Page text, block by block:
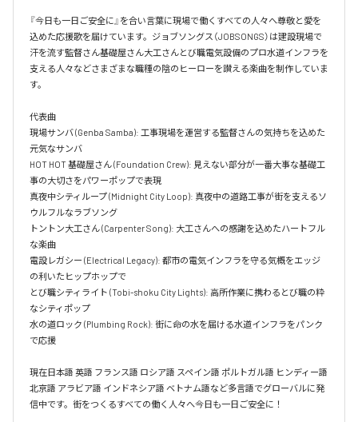
『今日も一日ご安全に』を合い言葉に現場で働くすべての人々へ尊敬と愛を
込めた応援歌を届けています。ジョブソングス（JOBSONGS）は建設現場で
汗を流す監督さん基礎屋さん大工さんとび職電気設備のプロ水道インフラを
支える人々などさまざまな職種の陰のヒーローを讃える楽曲を制作していま
す。
代表曲
現場サンバ (Genba Samba): 工事現場を運営する監督さんの気持ちを込めた
元気なサンバ
HOT HOT 基礎屋さん (Foundation Crew): 見えない部分が一番大事な基礎工
事の大切さをパワーポップで表現
真夜中シティループ (Midnight City Loop): 真夜中の道路工事が街を支えるソ
ウルフルなラブソング
トントン大工さん (Carpenter Song): 大工さんへの感謝を込めたハートフル
な楽曲
電設レガシー (Electrical Legacy): 都市の電気インフラを守る気概をエッジ
の利いたヒップホップで
とび職シティライト (Tobi-shoku City Lights): 高所作業に携わるとび職の粋
なシティポップ
水の道ロック (Plumbing Rock): 街に命の水を届ける水道インフラをパンク
で応援
現在日本語 英語 フランス語 ロシア語 スペイン語 ポルトガル語 ヒンディー語
北京語 アラビア語 インドネシア語 ベトナム語など多言語でグローバルに発
信中です。街をつくるすべての働く人々へ今日も一日ご安全に！